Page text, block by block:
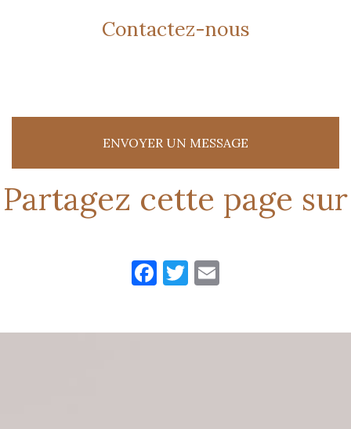
communicationContactez-nous
ENVOYER UN MESSAGE
Partagez cette page sur
Facebook
Twitter